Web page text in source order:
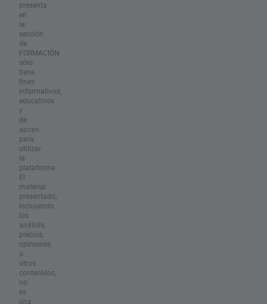
presenta
en
la
sección
de
FORMACIÓN
sólo
tiene
fines
informativos,
educativos
y
de
apoyo
para
utilizar
la
plataforma.
El
material
presentado,
incluyendo
los
análisis,
precios,
opiniones
u
otros
contenidos,
no
es
una